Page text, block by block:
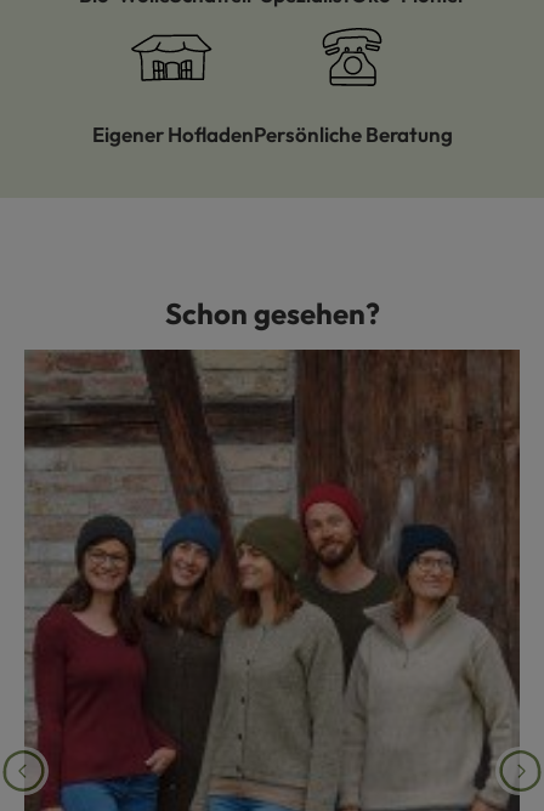
Eigener HofladenPersönliche Beratung
Produktgalerie überspringenSchon gesehen?